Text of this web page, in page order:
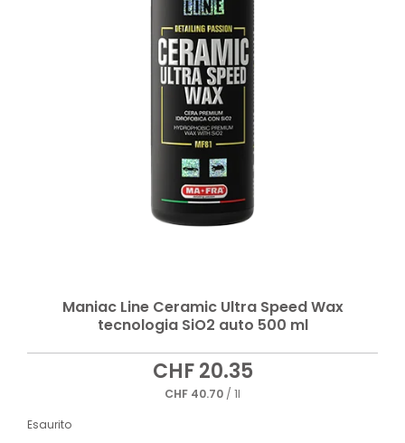
Maniac Line Ceramic Ultra Speed Wax
tecnologia SiO2 auto 500 ml
CHF20.35
CHF 40.70 / 1l
Esaurito